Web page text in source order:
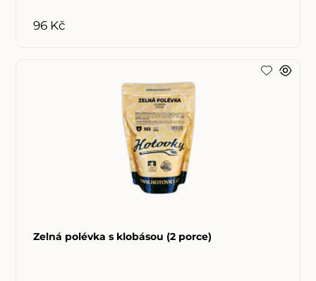
96 Kč
Zelná polévka s klobásou (2 porce)